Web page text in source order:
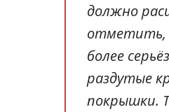
должно
отметить,
более
раздутые
покрышки.